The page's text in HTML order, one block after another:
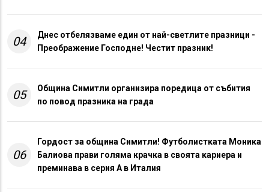
04
Днес отбелязваме един от най-светлите празници -
Преображение Господне! Честит празник!
05
Община Симитли организира поредица от събития
по повод празника на града
06
Гордост за община Симитли! Футболистката Моника
Балиова прави голяма крачка в своята кариера и
преминава в серия А в Италия